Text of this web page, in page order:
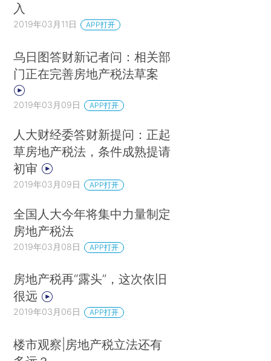
入
2019年03月11日 APP打开
乌日图答财新记者问：相关部
门正在完善房地产税法草案
2019年03月09日 APP打开
人大财经委答财新提问：正起
草房地产税法，条件成熟提请
初审
2019年03月09日 APP打开
全国人大今年将集中力量制定
房地产税法
2019年03月08日 APP打开
房地产税再“露头”，这次依旧
很远
2019年03月06日 APP打开
楼市观察|房地产税立法还有